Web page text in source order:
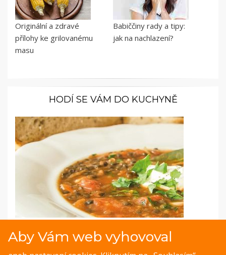
Originální a zdravé
přílohy ke grilovanému
masu
Babiččiny rady a tipy:
jak na nachlazení?
HODÍ SE VÁM DO KUCHYNĚ
Fotopostup: Zimní čočková polévka
Aby Vám web vyhovoval